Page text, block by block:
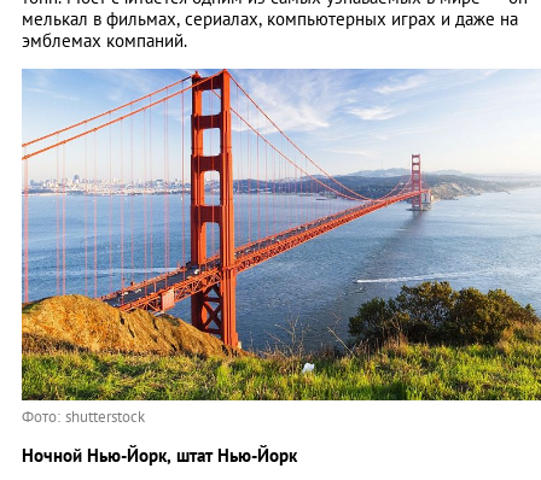
мелькал в фильмах, сериалах, компьютерных играх и даже на
эмблемах компаний.
Фото: shutterstock
Ночной Нью-Йорк, штат Нью-Йорк